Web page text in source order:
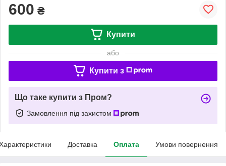
600 ₴
Купити
або
Купити з
Що таке купити з Пром?
Замовлення під захистом
Доставка Оплата Умови повернення